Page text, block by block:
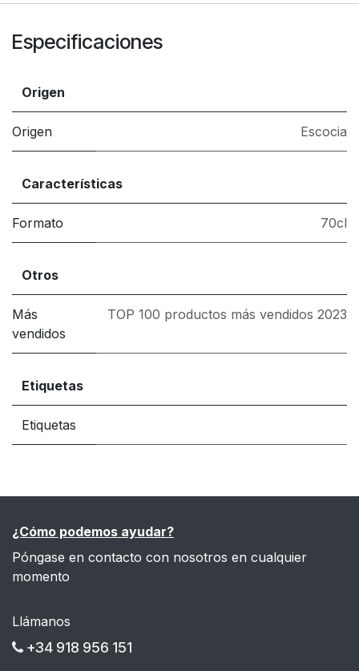
Especificaciones
Origen
Origen Escocia
Características
Formato 70cl
Otros
Más
vendidos
TOP 100 productos más vendidos 2023
Etiquetas
Etiquetas
¿Cómo podemos ayudar?
Póngase en contacto con nosotros en cualquier
momento
Llámanos
+34 918 956 151